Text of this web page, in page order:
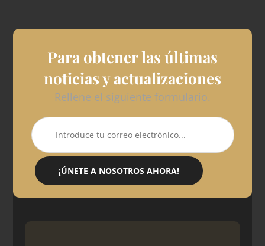
Para obtener las últimas
noticias y actualizaciones
Rellene el siguiente formulario.
¡ÚNETE A NOSOTROS AHORA!